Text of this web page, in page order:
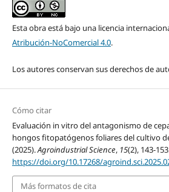
Esta obra está bajo una licencia
Atribución-NoComercial 4.0.
Los autores conservan sus derechos de
Cómo citar
Evaluación in vitro del antagonismo de
hongos fitopatógenos foliares del cultivo
(2025).Agroindustrial Science, 15(2), 143-
https://doi.org/10.17268/
Más formatos de cita